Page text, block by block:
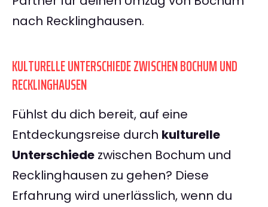
nach Recklinghausen.
KULTURELLE UNTERSCHIEDE ZWISCHEN BOCHUM UND
RECKLINGHAUSEN
Fühlst du dich bereit, auf eine
Entdeckungsreise durch kulturelle
Unterschiede zwischen Bochum und
Recklinghausen zu gehen? Diese
Erfahrung wird unerlässlich, wenn du